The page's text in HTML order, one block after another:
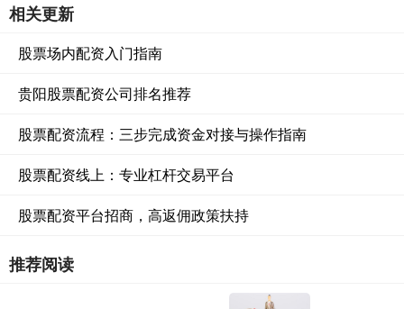
相关更新
股票场内配资入门指南
贵阳股票配资公司排名推荐
股票配资流程：三步完成资金对接与操作指南
股票配资线上：专业杠杆交易平台
股票配资平台招商，高返佣政策扶持
推荐阅读